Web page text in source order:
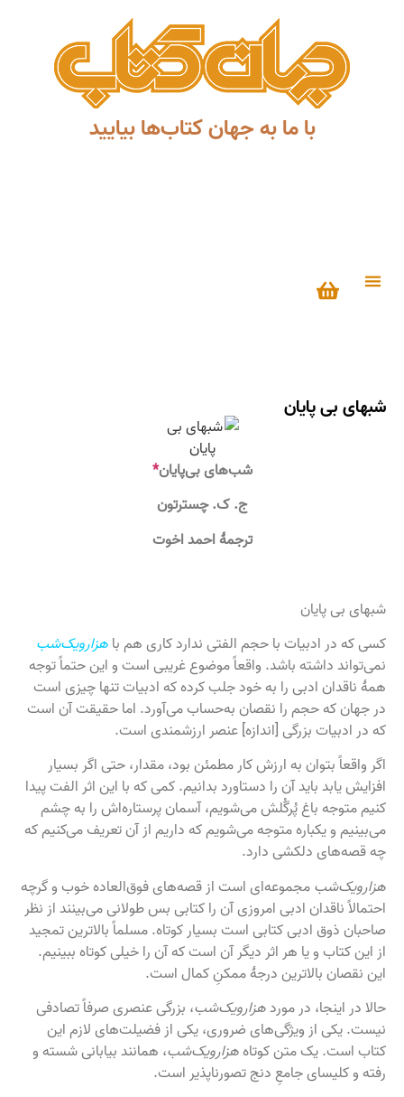
با ما به جهان کتاب‌ها بیایید
شبهای بی‌ پایان
شب‌های بی‌پایان*
ج. ک. چسترتون
ترجمۀ احمد اخوت
شبهای بی پایان
کسی که در ادبیات با حجم الفتی ندارد کاری هم با هزارویک‌شب
نمی‌تواند داشته باشد. واقعاً موضوع غریبی است و این حتماً توجه
همۀ ناقدان ادبی را به‌ خود جلب کرده که ادبیات تنها چیزی است
در جهان که حجم را نقصان به‌حساب می‌آورد. اما حقیقت آن است
که در ادبیات بزرگی [اندازه] عنصر ارزشمندی است.
اگر واقعاً بتوان به ارزش کار مطمئن بود، مقدار، حتی اگر بسیار
افزایش یابد باید آن را دستاورد بدانیم. کمی که با این اثر الفت پیدا
کنیم متوجه باغ پُرگُلش می‌شویم، آسمان پرستاره‌اش را به چشم
می‌بینیم و یکباره متوجه می‌شویم که داریم از آن تعریف می‌کنیم که
چه قصه‌های دلکشی دارد.
هزارویک‌شب مجموعه‌ای است از قصه‌های فوق‌العاده خوب و گرچه
احتمالاً ناقدان ادبی امروزی آن را کتابی بس طولانی می‌بینند از نظر
صاحبان ذوق ادبی کتابی است بسیار کوتاه. مسلماً بالاترین تمجید
از این کتاب و یا هر اثر دیگر آن است که آن را خیلی کوتاه ببینیم.
این نقصان بالاترین درجۀ ممکنِ کمال است.
حالا در اینجا، در مورد هزارویک‌شب، بزرگی عنصری صرفاً تصادفی
نیست. یکی از ویژگی‌های ضروری، یکی از فضیلت‌های لازم این
کتاب است. یک متن کوتاه هزارویک‌شب، همانند بیابانی شسته و
رفته و کلیسای جامعِ دنج تصورناپذیر است.